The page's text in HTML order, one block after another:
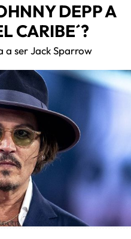
DEPP A
CARIBE´?
a ser Jack Sparrow